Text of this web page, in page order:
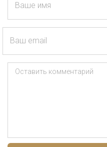
Ваше имя
Ваш email
Оставить комментарий